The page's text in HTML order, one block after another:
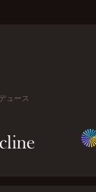
ュース